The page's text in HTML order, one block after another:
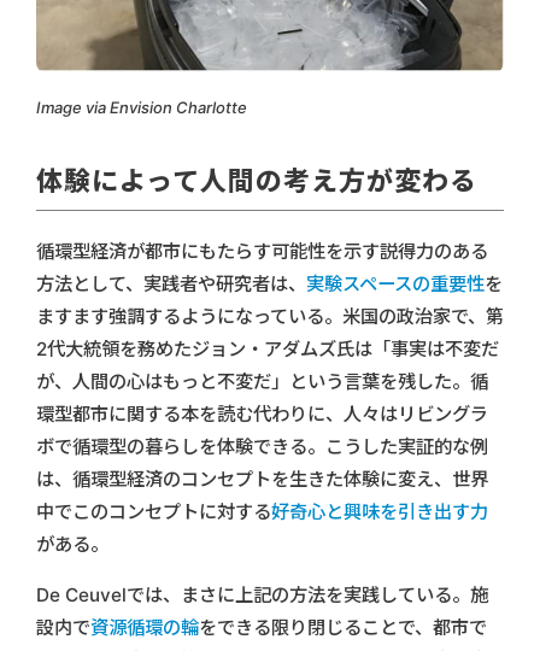
Image via Envision Charlotte
体験によって人間の考え方が変わる
循環型経済が都市にもたらす可能性を示す説得力のある
方法として、実践者や研究者は、 実験スペースの重要性を
ますます強調するようになっている。米国の政治家で、第
2代大統領を務めたジョン・アダムズ氏は「事実は不変だ
が、人間の心はもっと不変だ」という言葉を残した。循
環型都市に関する本を読む代わりに、人々はリビングラ
ボで循環型の暮らしを体験できる。こうした実証的な例
は、循環型経済のコンセプトを生きた体験に変え、世界
中でこのコンセプトに対する好奇心と興味を引き出す力
がある。
De Ceuvelでは、まさに上記の方法を実践している。施
設内で資源循環の輪をできる限り閉じることで、都市で